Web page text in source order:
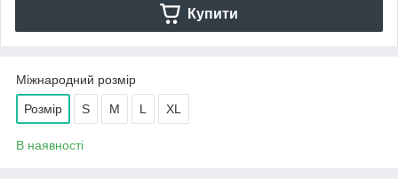
Купити
Міжнародний розмір
Розмір S M L XL
В наявності